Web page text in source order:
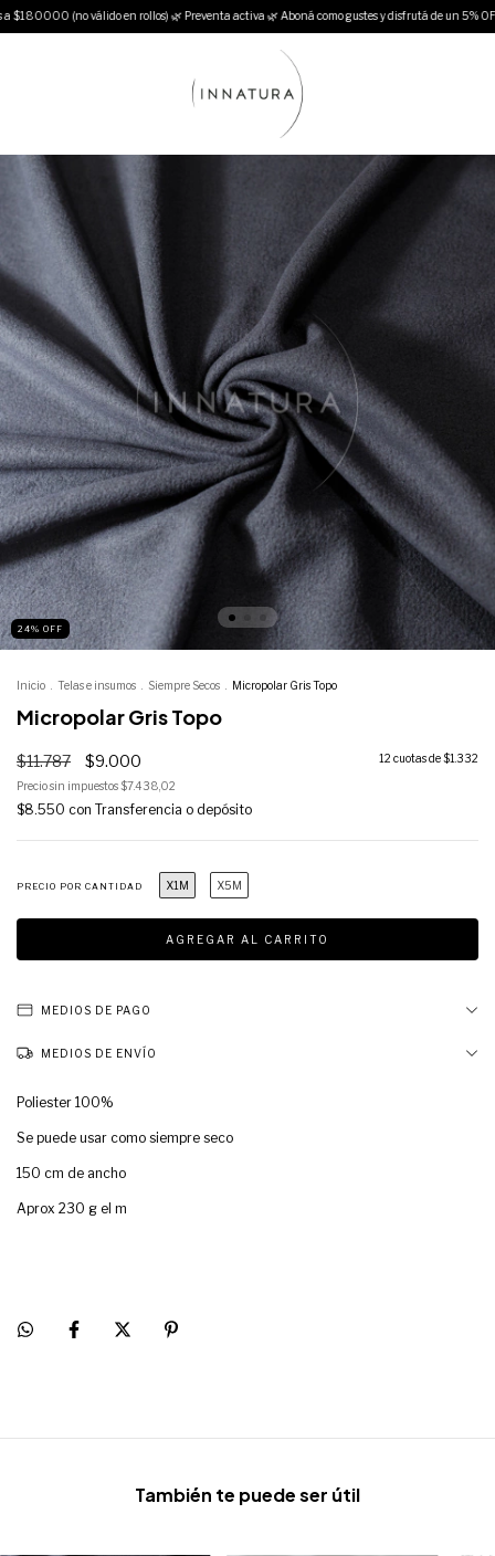
(no válido en rollos) 🌿 Preventa activa 🌿 Aboná como gustes y disfrutá de un 5% OFF
24% OFF
Inicio Telas e insumos Siempre Secos Micropolar Gris Topo
Micropolar Gris Topo
$11.787 $9.000 12 cuotas de$1.332
Precio sin impuestos$7.438,02
$8.550 con Transferencia o depósito
PRECIO POR CANTIDAD X1M X5M
MEDIOS DE PAGO
MEDIOS DE ENVÍO
Poliester 100%
Se puede usar como siempre seco
150 cm de ancho
Aprox 230 g el m
También te puede ser útil